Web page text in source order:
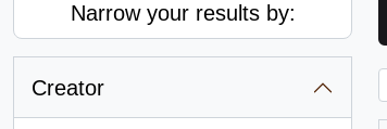
Narrow your results by:
Creator